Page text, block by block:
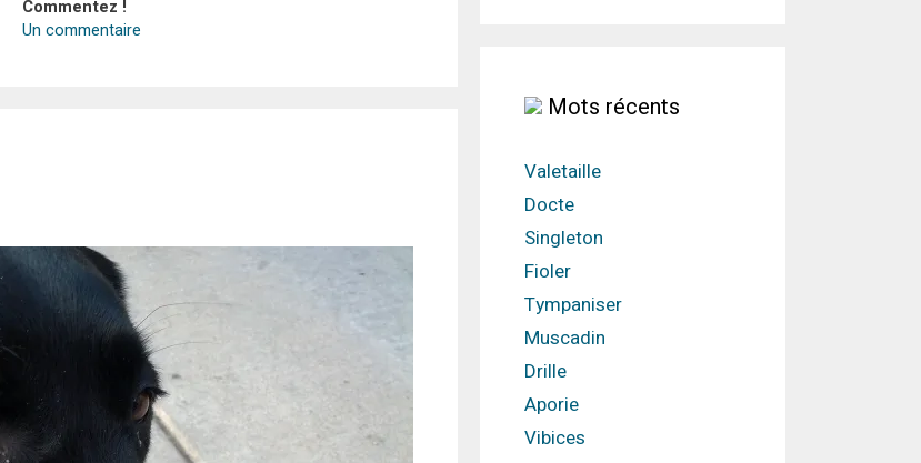
Commentez !
Un commentaire
Mots récents
Valetaille
Docte
Singleton
Fioler
Tympaniser
Muscadin
Drille
Aporie
Vibices